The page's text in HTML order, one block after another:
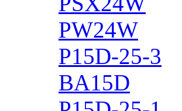
PW24W
P15D-25-3
BA15D